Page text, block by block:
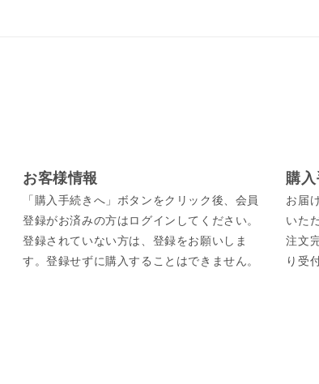
お客様情報
「購入手続きへ」ボタンをクリック後、会員
登録がお済みの方はログインしてください。
登録されていない方は、登録をお願いしま
す。登録せずに購入することはできません。
購
お届
いた
注文
り受